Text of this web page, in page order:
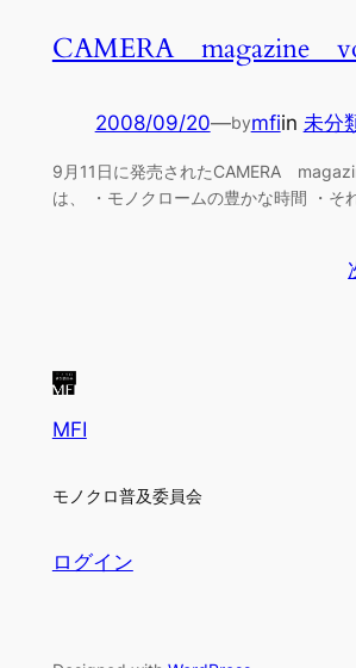
CAMERA magazine
2008/09/20—bymfiin 未分
9月11日に発売されたCAMERA
は、 ・モノクロームの豊かな時間 ・そ
MFI
モノクロ普及委員会
ログイン